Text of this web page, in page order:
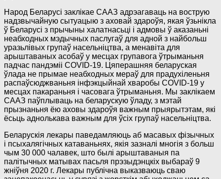
Народ Беларусі заклікае СААЗ адрэагаваць на вострую
надзвычайную сытуацыю з аховай здароўя, якая ўзьнікла
ў Беларусі з прычыны халатнасьці і адмовы ў аказаньні
неабходных мэдычных паслугаў для адной з найбольш
уразьлівых групаў насельніцтва, а менавіта для
арыштаваных асобаў у месцах групавога ўтрыманьня
падчас пандэміі COVID-19. Цяперашняя беларуская
ўлада не прымае неабходных мераў для прадухіленьня
распаўсюджваньня інфэкцыйнай хваробы COVID-19 у
месцах пакараньня і часовага ўтрыманьня. Мы заклікаем
СААЗ паўплываць на беларускую ўладу, з мэтай
прызнаньня ёю аховы здароўя важным прыярытэтам, які
ёсьць аднолькава важным для ўсіх групаў насельніцтва.
Беларускія лекары паведамляюць аб масавых фізычных
і псыхалягічных катаваньнях, якія зазналі многія з больш
чым 30 000 чалавек, што былі арыштаваныя па
палітычных матывах пасьля прэзыдэнцкіх выбараў 9
жніўня 2020 г. Лекары публічна выказваюць сваю